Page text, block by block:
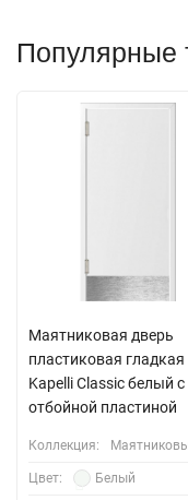
Популярные
Маятниковая дверь
пластиковая гладкая
Kapelli Classic белый с
отбойной пластиной
Коллекция:
Цвет: Белый